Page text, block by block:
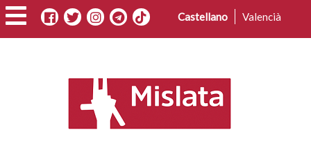
Pasar
al
contenido
Castellano Valencià